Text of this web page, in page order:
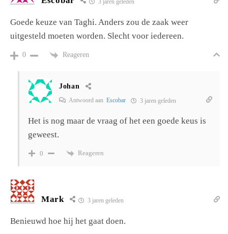
3 jaren geleden
Goede keuze van Taghi. Anders zou de zaak weer
uitgesteld moeten worden. Slecht voor iedereen.
0 Reageren
Johan
Antwoord aan Escobar 3 jaren geleden
Het is nog maar de vraag of het een goede keus is
geweest.
0 Reageren
Mark 3 jaren geleden
Benieuwd hoe hij het gaat doen.